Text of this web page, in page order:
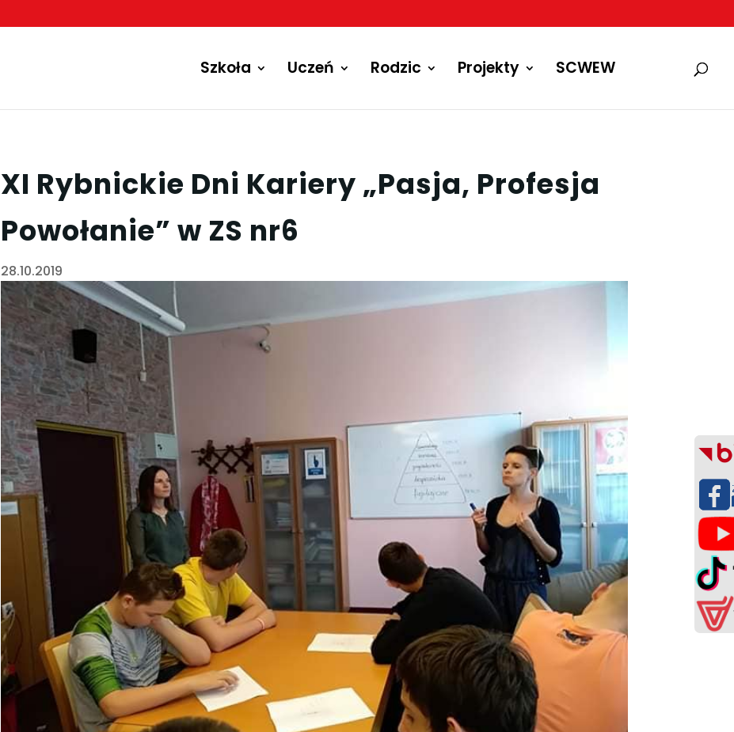
Szkoła Uczeń Rodzic Projekty SCWEW
XI Rybnickie Dni Kariery „Pasja, Profesja
Powołanie” w ZS nr6
28.10.2019